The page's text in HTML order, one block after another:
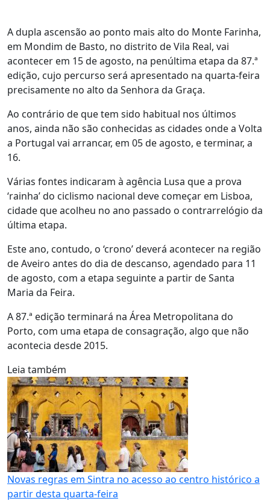
A dupla ascensão ao ponto mais alto do Monte Farinha,
em Mondim de Basto, no distrito de Vila Real, vai
acontecer em 15 de agosto, na penúltima etapa da 87.ª
edição, cujo percurso será apresentado na quarta-feira
precisamente no alto da Senhora da Graça.
Ao contrário de que tem sido habitual nos últimos
anos, ainda não são conhecidas as cidades onde a Volta
a Portugal vai arrancar, em 05 de agosto, e terminar, a
16.
Várias fontes indicaram à agência Lusa que a prova
‘rainha’ do ciclismo nacional deve começar em Lisboa,
cidade que acolheu no ano passado o contrarrelógio da
última etapa.
Este ano, contudo, o ‘crono’ deverá acontecer na região
de Aveiro antes do dia de descanso, agendado para 11
de agosto, com a etapa seguinte a partir de Santa
Maria da Feira.
A 87.ª edição terminará na Área Metropolitana do
Porto, com uma etapa de consagração, algo que não
acontecia desde 2015.
Leia também
Novas regras em Sintra no acesso ao centro histórico a
partir desta quarta-feira